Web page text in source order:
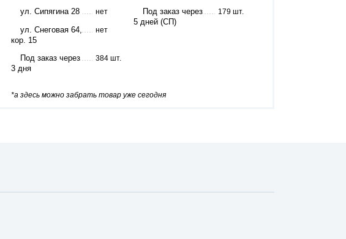
ул. Сипягина 28 нет
ул. Снеговая 64,
кор. 15
нет
Под заказ через
3 дня
384 шт.
Под заказ через
5 дней (СП)
179 шт.
*а здесь можно забрать товар уже сегодня